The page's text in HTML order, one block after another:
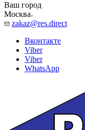
Ваш город
Москва
zakaz@res.direct
Вконтакте
Viber
Viber
WhatsApp